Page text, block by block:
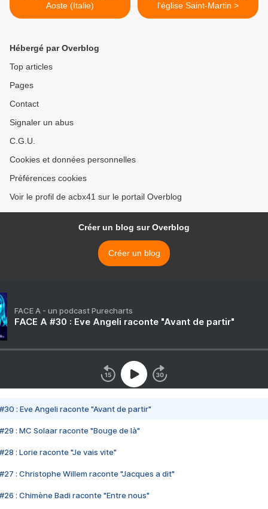
Aoste (Italie)
l'église Saint-Martin >
Hébergé par Overblog
Top articles
Pages
Contact
Signaler un abus
C.G.U.
Cookies et données personnelles
Préférences cookies
Voir le profil de acbx41 sur le portail Overblog
Créer un blog sur Overblog
Créer un blog
FACE A - un podcast Purecharts
FACE A #30 : Eve Angeli raconte "Avant de partir"
#30 : Eve Angeli raconte "Avant de partir"
#29 : MC Solaar raconte "Bouge de là"
#28 : Lorie raconte "Je vais vite"
#27 : Christophe Willem raconte "Jacques a dit"
#26 : Chimène Badi raconte "Entre nous"